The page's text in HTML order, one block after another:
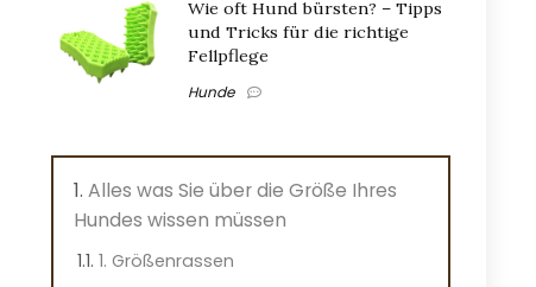
Wie oft Hund bürsten? – Tipps
und Tricks für die richtige
Fellpflege
Hunde
Alles was Sie über die Größe Ihres
Hundes wissen müssen
1. Größenrassen